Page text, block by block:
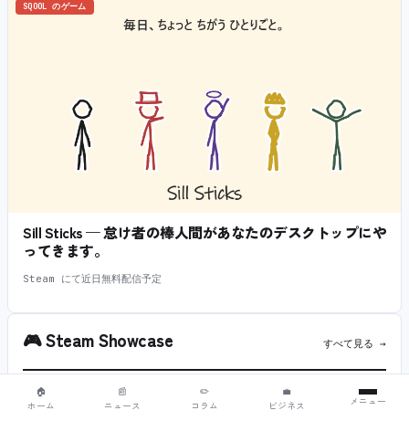
SQOOL のゲーム
Sill Sticks — 怠け者の棒人間があなたのデスクトップにや
ってきます。
Steam にて近日無料配信予定
🎮Steam Showcase すべて見る →
08.12 Visual Novel Fest 2026（サンプル）
応募受付中
🏠
ホーム
📰
ニュース
✏️
コラム
💼
ビジネス
メニュー